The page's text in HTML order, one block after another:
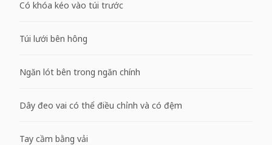
Có khóa kéo vào túi trước
Túi lưới bên hông
Ngăn lót bên trong ngăn chính
Dây đeo vai có thể điều chỉnh và có đệm
Tay cầm bằng vải